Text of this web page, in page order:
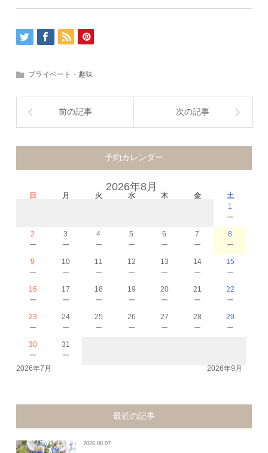
プライベート・趣味
前の記事 次の記事
予約カレンダー
2026年8月
日 月 火 水 木 金
土
1
－
2
－
3
－
4
－
5
－
6
－
7
－
8
－
9
－
10
－
11
－
12
－
13
－
14
－
15
－
16
－
17
－
18
－
19
－
20
－
21
－
22
－
23
－
24
－
25
－
26
－
27
－
28
－
29
－
30
－
31
－
2026年7月 2026年9月
最近の記事
2026.08.07